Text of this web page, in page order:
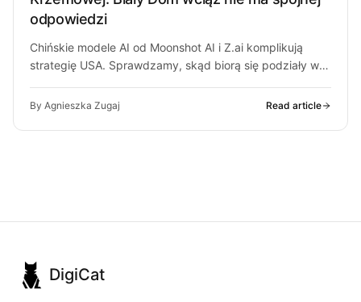
odpowiedzi
Chińskie modele AI od Moonshot AI i Z.ai komplikują
strategię USA. Sprawdzamy, skąd biorą się podziały w
By Agnieszka Zugaj Read article
DigiCat